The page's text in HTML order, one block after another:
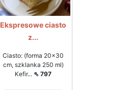
Ekspresowe ciasto
z...
Ciasto: (forma 20x30
cm, szklanka 250 ml)
Kefir... ⇖ 797